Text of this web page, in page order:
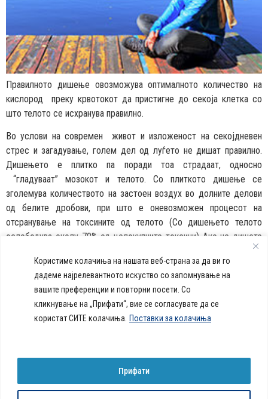
Користиме колачиња на нашата веб-страна за да ви го
дадеме најрелевантното искуство со запомнување на
вашите преференции и повторни посети. Со
кликнување на „Прифати“, вие се согласувате да се
користат СИТЕ колачиња. Поставки за колачиња
Прифати
Правилното дишење овозможува оптималното количество на
кислород преку крвотокот да пристигне до секоја клетка со
што телото се исхранува правилно.
Во услови на современ живот и изложеност на секојдневен
стрес и загадување, голем дел од луѓето не дишат правилно.
Дишењето е плитко па поради тоа страдаат, односно
“гладуваат” мозокот и телото. Со плиткото дишење се
зголемува количеството на застоен воздух во долните делови
од белите дробови, при што е оневозможен процесот на
отсранување на токсините од телото (Со дишењето телото
ослободува околу 70% од целокупните токсини) Ако не дишете
правилно овој процес се забавува, а тоа е погодно за развој на
многу болести.
Daily Dose Of Health -
портал кој ќе ви ги одговори
сите прашања за вашето
здравје и ќе ви даде совети
callcenter@acibademsistina.mk
+ 389 2 30 99 500